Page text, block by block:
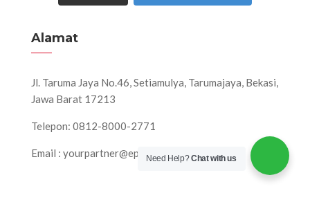
Alamat
Jl. Taruma Jaya No.46, Setiamulya, Tarumajaya, Bekasi,
Jawa Barat 17213
Telepon: 0812-8000-2771
Email : yourpartner@eps-production.com
Need Help?Chat with us